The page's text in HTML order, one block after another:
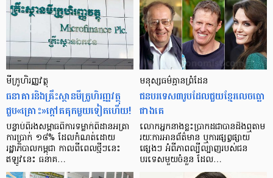
មីក្រូ​ហិរញ្ញវត្ថុ
ធនាគារ​និង​គ្រឹះស្ថាន​មីក្រូ​ហិរញ្ញវត្ថុ​
ជួប«គ្រោះ»ក្តៅ​គគុក​មួយ​ទៀត​ហើយ!
បន្ទាប់​ពី​រង​សម្ពាធ​​ពី​ការ​ទម្លាក់​ពិដាន​អត្រា​
ការ​ប្រាក់ ១៨​% ដែល​កំណត់​ដោយ​
រដ្ឋាភិបាល​កម្ពុជា កាល​ពី​ពេល​ថ្មីៗ​នេះ
ឥឡូវ​នេះ ធនាគ…
មនុស្ស​ធម៌​គ្មាន​ព្រំដែន
ជន​បរទេស​៣​រូប​ដែល​ជួយ​ខ្មែរ​លេច​ធ្លោ​
ជាង​គេ
លោកអ្នក​នាង​ខ្លះ​ប្រាកដ​ជា​បាន​​ដឹង​ឮ​តាម​
រយៈ​ការ​អាន​ព័ត៌មាន ឬ​ការ​ផ្សព្វផ្សាយ​
ផ្សេងៗ អំពី​ភាព​ល្បីល្បាញ​របស់​ជន​
បរទេស​មួយ​ចំនួន ដែល…